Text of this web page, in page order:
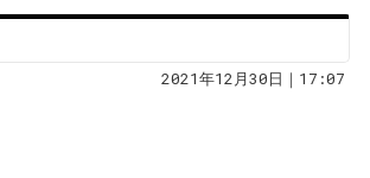
2021年12月30日｜17:07